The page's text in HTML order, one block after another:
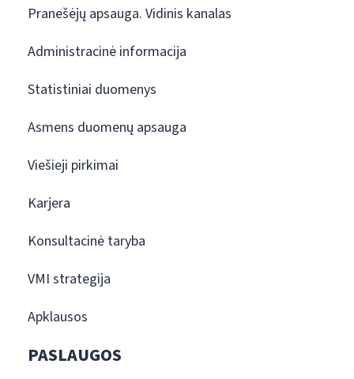
Pranešėjų apsauga. Vidinis kanalas
Administracinė informacija
Statistiniai duomenys
Asmens duomenų apsauga
Viešieji pirkimai
Karjera
Konsultacinė taryba
VMI strategija
Apklausos
PASLAUGOS